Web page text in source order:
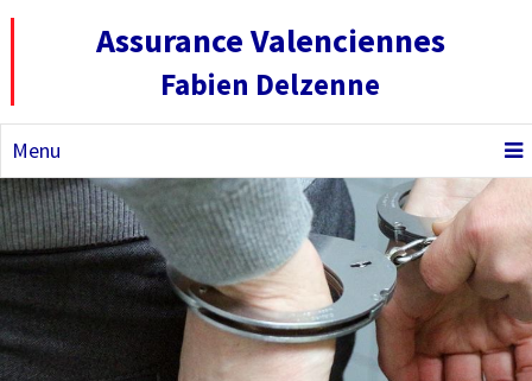
Assurance Valenciennes
Fabien Delzenne
Menu